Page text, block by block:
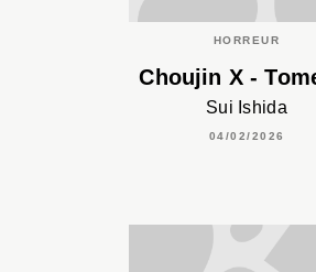
HORREUR
Choujin X -
Sui Ishida
04/02/2026